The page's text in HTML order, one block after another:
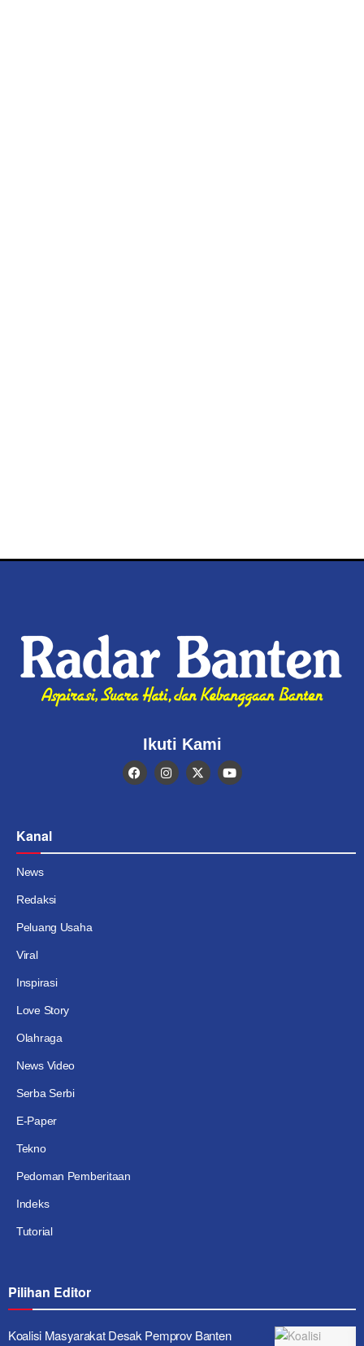
Ikuti Kami
Kanal
News
Redaksi
Peluang Usaha
Viral
Inspirasi
Love Story
Olahraga
News Video
Serba Serbi
E-Paper
Tekno
Pedoman Pemberitaan
Indeks
Tutorial
Pilihan Editor
Koalisi Masyarakat Desak Pemprov Banten